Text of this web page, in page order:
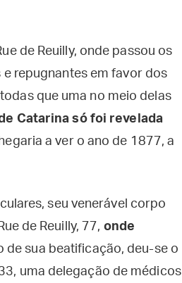
de Reuilly, onde passou os
repugnantes em favor dos
que uma no meio delas
Catarina só foi revelada
a ver o ano de 1877, a
seu venerável corpo
de Reuilly, 77, onde
de sua beatificação, deu-se o
uma delegação de médicos